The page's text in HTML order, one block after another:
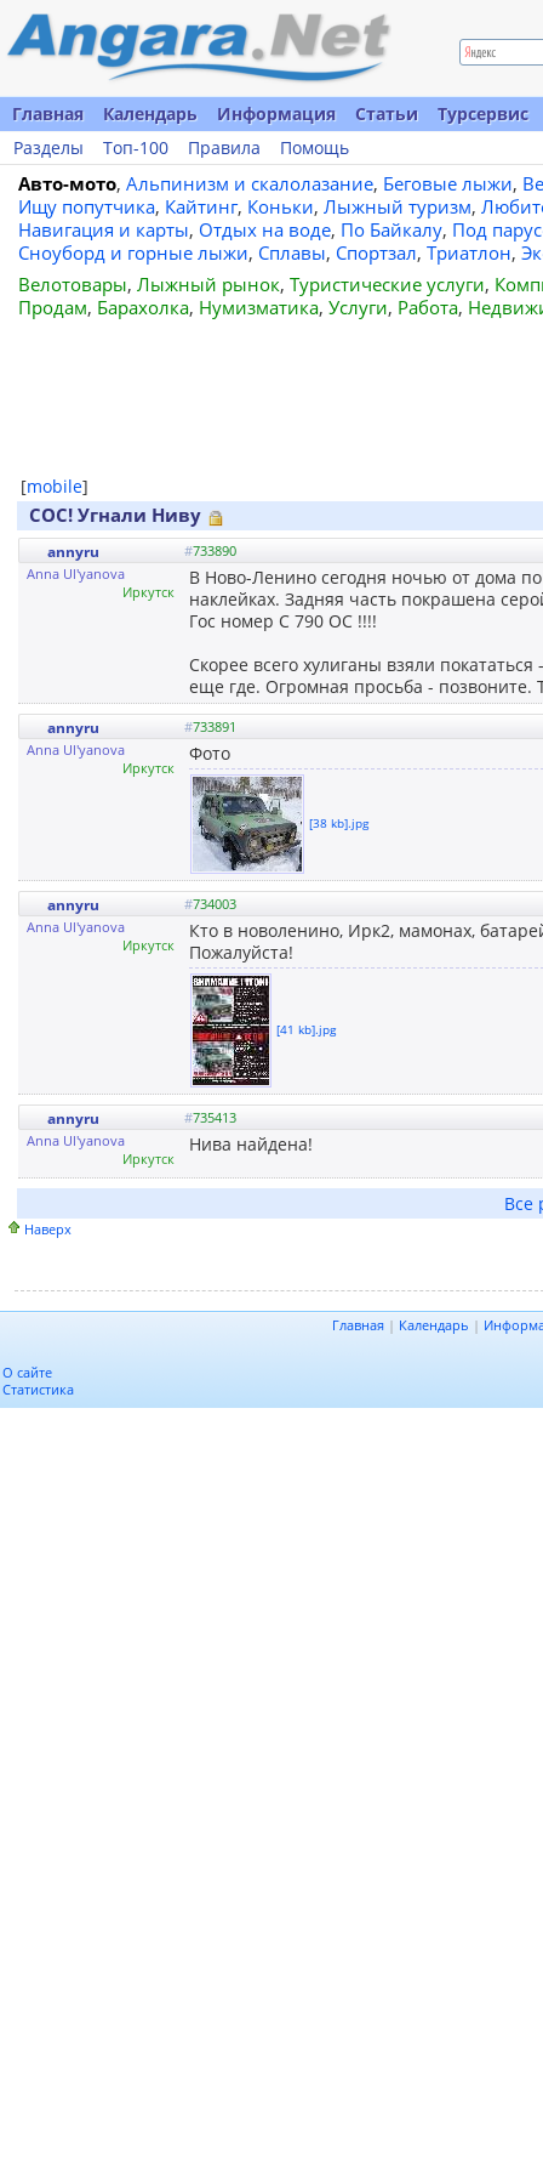
Главная Календарь Информация Статьи
Турсервис
Разделы
Топ-100 Правила Помощь
Авто-мото, Альпинизм и скалолазание, Беговые лыжи,
Ищу попутчика, Кайтинг, Коньки, Лыжный туризм,
Навигация и карты, Отдых на воде, По Байкалу, Под
Сноуборд и горные лыжи, Сплавы, Спортзал, Триатлон,
Велотовары, Лыжный рынок, Туристические услуги,
Продам, Барахолка, Нумизматика, Услуги, Работа,
[mobile]
СОС! Угнали Ниву
annyru #733890
Anna Ul'yanova
Иркутск
В Ново-Ленино сегодня ночью от дома
наклейках. Задняя часть покрашена
Гос номер С 790 ОС !!!!
Скорее всего хулиганы взяли
еще где. Огромная просьба - позвоните.
annyru #733891
Anna Ul'yanova
Иркутск
Фото
[38 kb].jpg
annyru #734003
Anna Ul'yanova
Иркутск
Кто в новоленино, Ирк2, мамонах,
Пожалуйста!
[41 kb].jpg
annyru #735413
Anna Ul'yanova
Иркутск
Нива найдена!
Все
Наверх
Главная | Календарь |
О сайте
Статистика